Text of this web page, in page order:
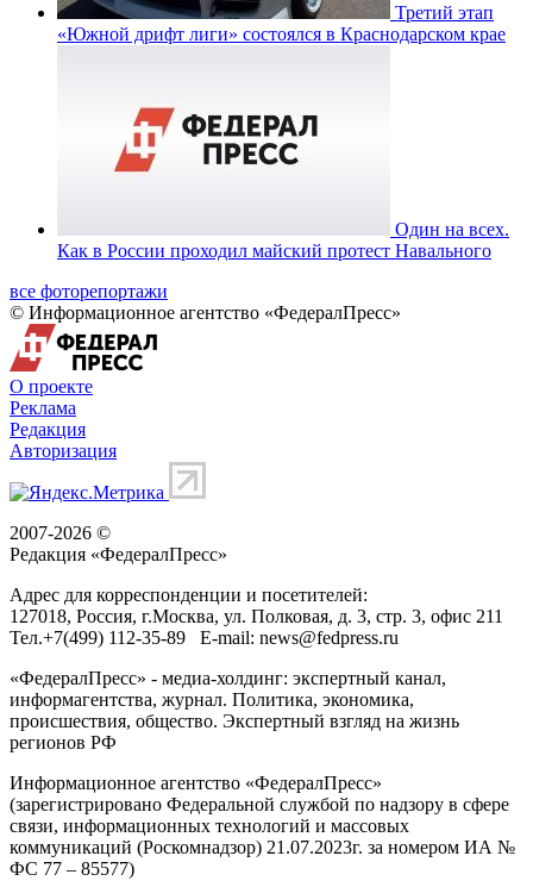
Третий этап
«Южной дрифт лиги» состоялся в Краснодарском крае
Один на всех.
Как в России проходил майский протест Навального
все фоторепортажи
© Информационное агентство «ФедералПресс»
О проекте
Реклама
Редакция
Авторизация
2007-2026 ©
Редакция «ФедералПресс»
Адрес для корреспонденции и посетителей:
127018, Россия, г.Москва, ул. Полковая, д. 3, стр. 3, офис 211
Тел.+7(499) 112-35-89 E-mail: news@fedpress.ru
«ФедералПресс» - медиа-холдинг: экспертный канал,
информагентства, журнал. Политика, экономика,
происшествия, общество. Экспертный взгляд на жизнь
регионов РФ
Информационное агентство «ФедералПресс»
(зарегистрировано Федеральной службой по надзору в сфере
связи, информационных технологий и массовых
коммуникаций (Роскомнадзор) 21.07.2023г. за номером ИА №
ФС 77 – 85577)